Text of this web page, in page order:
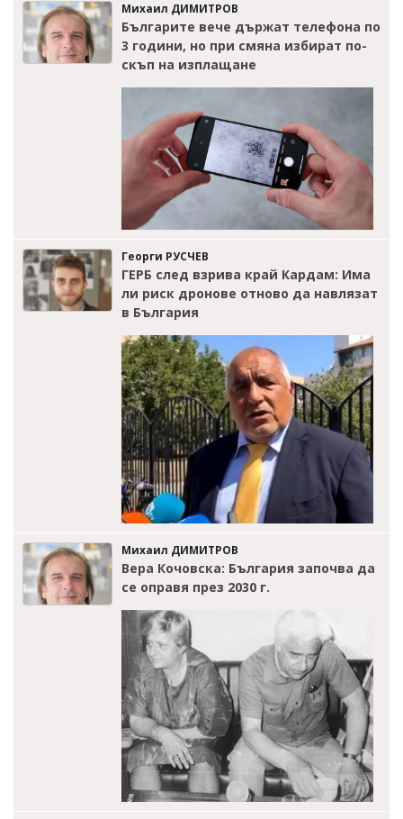
Михаил ДИМИТРОВ
Българите вече държат телефона по
3 години, но при смяна избират по-
скъп на изплащане
Георги РУСЧЕВ
ГЕРБ след взрива край Кардам: Има
ли риск дронове отново да навлязат
в България
Михаил ДИМИТРОВ
Вера Кочовска: България започва да
се оправя през 2030 г.